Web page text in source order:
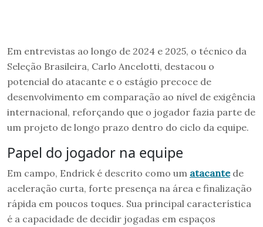
Em entrevistas ao longo de 2024 e 2025, o técnico da
Seleção Brasileira, Carlo Ancelotti, destacou o
potencial do atacante e o estágio precoce de
desenvolvimento em comparação ao nível de exigência
internacional, reforçando que o jogador fazia parte de
um projeto de longo prazo dentro do ciclo da equipe.
Papel do jogador na equipe
Em campo, Endrick é descrito como um atacantede
aceleração curta, forte presença na área e finalização
rápida em poucos toques. Sua principal característica
é a capacidade de decidir jogadas em espaços